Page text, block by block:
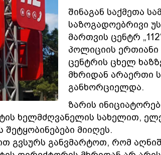
შინაგან საქმეთა
საზოგადოებრივი
მართვის ცენტრ
პოლიციის ერთიანი
ცენტრის ცხელ
მხრიდან არაერთი
განხორციელდა.
ზარის
ხელმძღვანელის სახელით,
მიიღეს.
გვსურს განვმარტოთ, რომ